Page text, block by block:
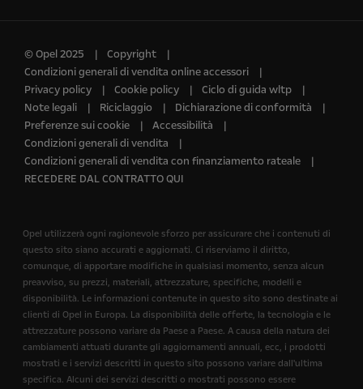
© Opel 2025
Copyright
Condizioni generali di vendita online accessori
Privacy policy
Cookie policy
Ciclo di guida wltp
Note legali
Riciclaggio
Dichiarazione di conformità
Preferenze sui cookie
Accessibilità
Condizioni generali di vendita
Condizioni generali di vendita con finanziamento rateale
RECEDERE DAL CONTRATTO QUI
Opel utilizzerà ogni ragionevole sforzo per assicurare che i contenuti di
questo sito siano accurati e aggiornati. Ci riserviamo il diritto,
comunque, di apportare modifiche in qualsiasi momento, senza alcun
preavviso, su prezzi, materiali, attrezzature, specifiche, modelli e
disponibilità. Le informazioni contenute in questo sito sono destinate ai
clienti di Opel in Europa. La disponibilità delle offerte, la tecnologia e le
attrezzature possono variare da Paese a Paese. A causa della natura dei
cambiamenti attuati durante gli aggiornamenti annuali, ecc, i prodotti
mostrati e i servizi descritti in questo sito possono variare dall'ultima
specifica. Alcuni dei servizi descritti o mostrati possono essere